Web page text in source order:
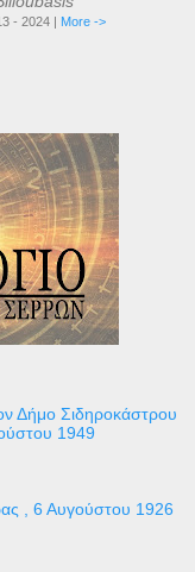
- 2024 | More ->
Δήμο Σιδηροκάστρου
1949
, 6 Αυγούστου 1926